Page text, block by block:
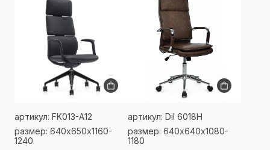
артикул: FK013-A12
размер: 640х650х1160-
1240
артикул: Dil 6018H
размер: 640х640х1080-
1180